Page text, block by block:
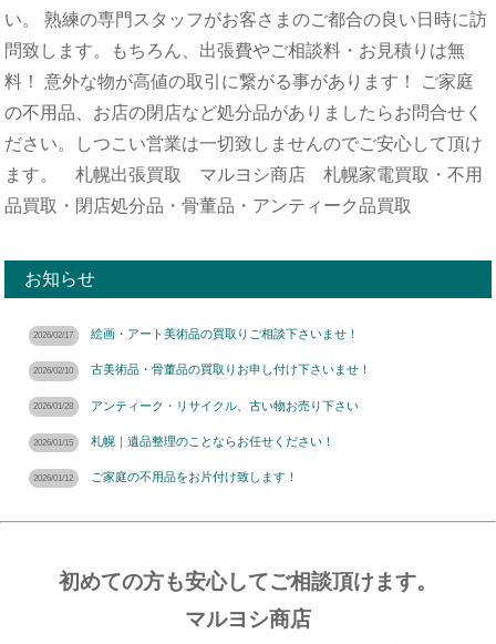
い。 熟練の専門スタッフがお客さまのご都合の良い日時に訪
問致します。もちろん、出張費やご相談料・お見積りは無
料！ 意外な物が高値の取引に繋がる事があります！ ご家庭
の不用品、お店の閉店など処分品がありましたらお問合せく
ださい。しつこい営業は一切致しませんのでご安心して頂け
ます。 札幌出張買取 マルヨシ商店 札幌家電買取・不用
品買取・閉店処分品・骨董品・アンティーク品買取
お知らせ
2026/02/17 絵画・アート美術品の買取りご相談下さいませ！
2026/02/10 古美術品・骨董品の買取りお申し付け下さいませ！
2026/01/28 アンティーク・リサイクル、古い物お売り下さい
2026/01/15 札幌｜遺品整理のことならお任せください！
2026/01/12 ご家庭の不用品をお片付け致します！
初めての方も安心してご相談頂けます。
マルヨシ商店